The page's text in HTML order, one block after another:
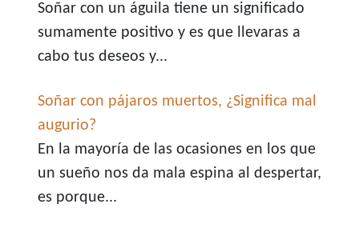
Soñar con un águila tiene un significado
sumamente positivo y es que llevaras a
cabo tus deseos y...
Soñar con pájaros muertos, ¿Significa mal
augurio?
En la mayoría de las ocasiones en los que
un sueño nos da mala espina al despertar,
es porque...